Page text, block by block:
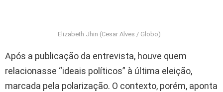
Elizabeth Jhin (Cesar Alves / Globo)
Após a publicação da entrevista, houve quem
relacionasse “ideais políticos” à última eleição,
marcada pela polarização. O contexto, porém, aponta